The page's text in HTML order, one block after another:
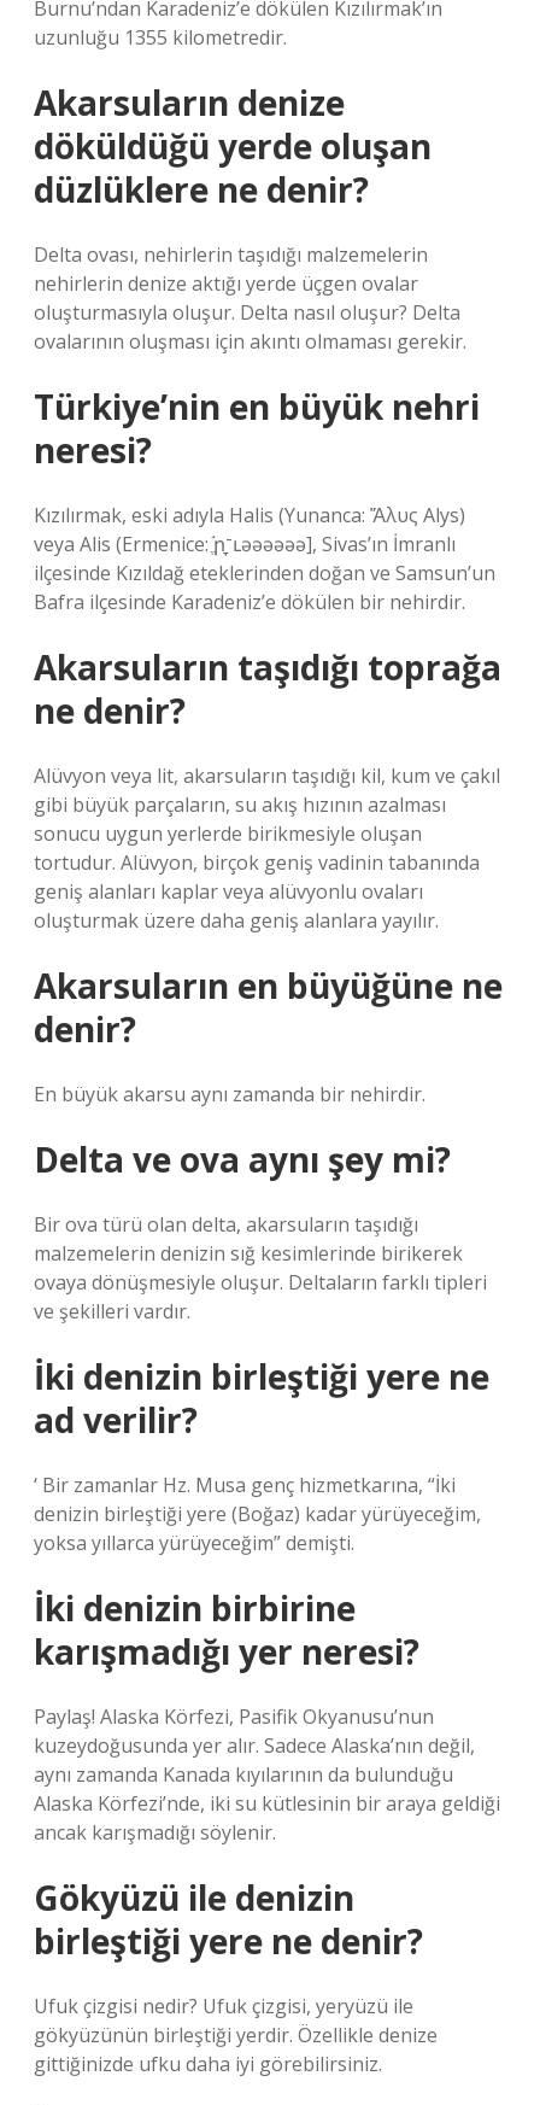
Burnu’ndan Karadeniz’e dökülen Kızılırmak’ın
uzunluğu 1355 kilometredir.
Akarsuların denize
döküldüğü yerde oluşan
düzlüklere ne denir?
Delta ovası, nehirlerin taşıdığı malzemelerin
nehirlerin denize aktığı yerde üçgen ovalar
oluşturmasıyla oluşur. Delta nasıl oluşur? Delta
ovalarının oluşması için akıntı olmaması gerekir.
Türkiye’nin en büyük nehri
neresi?
Kızılırmak, eski adıyla Halis (Yunanca: Ἅλυς Alys)
veya Alis (Ermenice: ֱ֬ր־ֵָւəəəəəə], Sivas’ın İmranlı
ilçesinde Kızıldağ eteklerinden doğan ve Samsun’un
Bafra ilçesinde Karadeniz’e dökülen bir nehirdir.
Akarsuların taşıdığı toprağa
ne denir?
Alüvyon veya lit, akarsuların taşıdığı kil, kum ve çakıl
gibi büyük parçaların, su akış hızının azalması
sonucu uygun yerlerde birikmesiyle oluşan
tortudur. Alüvyon, birçok geniş vadinin tabanında
geniş alanları kaplar veya alüvyonlu ovaları
oluşturmak üzere daha geniş alanlara yayılır.
Akarsuların en büyüğüne ne
denir?
En büyük akarsu aynı zamanda bir nehirdir.
Delta ve ova aynı şey mi?
Bir ova türü olan delta, akarsuların taşıdığı
malzemelerin denizin sığ kesimlerinde birikerek
ovaya dönüşmesiyle oluşur. Deltaların farklı tipleri
ve şekilleri vardır.
İki denizin birleştiği yere ne
ad verilir?
‘ Bir zamanlar Hz. Musa genç hizmetkarına, “İki
denizin birleştiği yere (Boğaz) kadar yürüyeceğim,
yoksa yıllarca yürüyeceğim” demişti.
İki denizin birbirine
karışmadığı yer neresi?
Paylaş! Alaska Körfezi, Pasifik Okyanusu’nun
kuzeydoğusunda yer alır. Sadece Alaska’nın değil,
aynı zamanda Kanada kıyılarının da bulunduğu
Alaska Körfezi’nde, iki su kütlesinin bir araya geldiği
ancak karışmadığı söylenir.
Gökyüzü ile denizin
birleştiği yere ne denir?
Ufuk çizgisi nedir? Ufuk çizgisi, yeryüzü ile
gökyüzünün birleştiği yerdir. Özellikle denize
gittiğinizde ufku daha iyi görebilirsiniz.